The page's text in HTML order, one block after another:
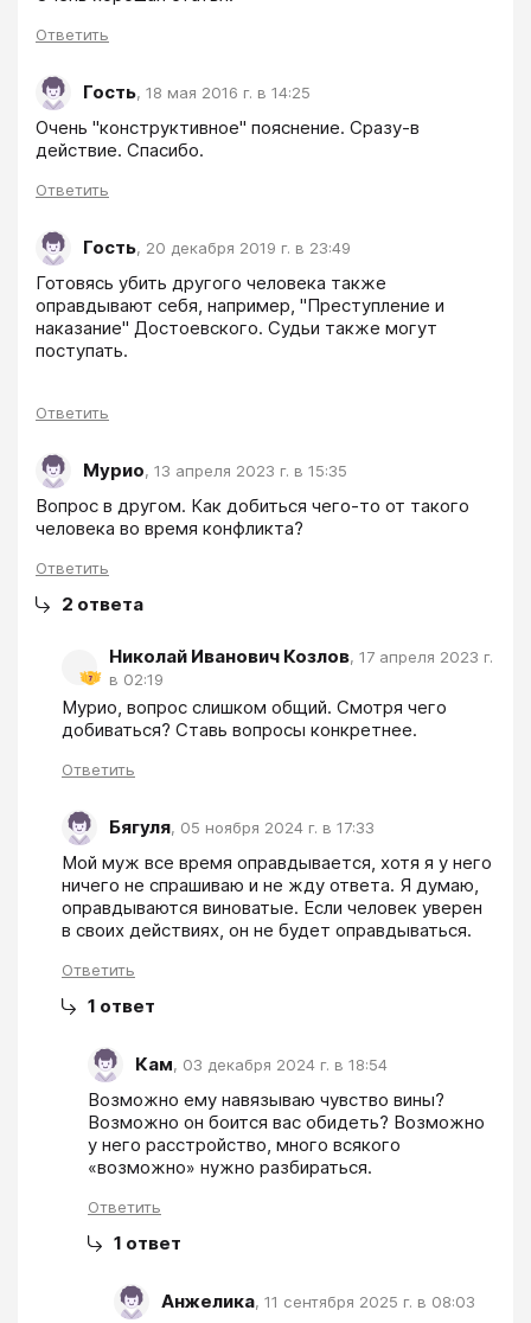
Ответить
Гость, 18 мая 2016 г. в 14:25
Очень "конструктивное" пояснение. Сразу-в
действие. Спасибо.
Ответить
Гость, 20 декабря 2019 г. в 23:49
Готовясь убить другого человека также
оправдывают себя, например, "Преступление и
наказание" Достоевского. Судьи также могут
поступать.
Ответить
Мурио, 13 апреля 2023 г. в 15:35
Вопрос в другом. Как добиться чего-то от такого
человека во время конфликта?
Ответить
2 ответа
Николай Иванович Козлов, 17 апреля 2023 г.
в 02:19
Мурио, вопрос слишком общий. Смотря чего
добиваться? Ставь вопросы конкретнее.
Ответить
Бягуля, 05 ноября 2024 г. в 17:33
Мой муж все время оправдывается, хотя я у него
ничего не спрашиваю и не жду ответа. Я думаю,
оправдываются виноватые. Если человек уверен
в своих действиях, он не будет оправдываться.
Ответить
1 ответ
Кам, 03 декабря 2024 г. в 18:54
Возможно ему навязываю чувство вины?
Возможно он боится вас обидеть? Возможно
у него расстройство, много всякого
«возможно» нужно разбираться.
Ответить
1 ответ
Анжелика, 11 сентября 2025 г. в 08:03